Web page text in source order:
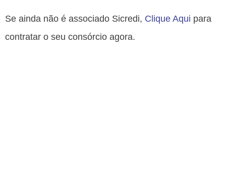
Se ainda não é associado Sicredi, Clique Aqui para
contratar o seu consórcio agora.